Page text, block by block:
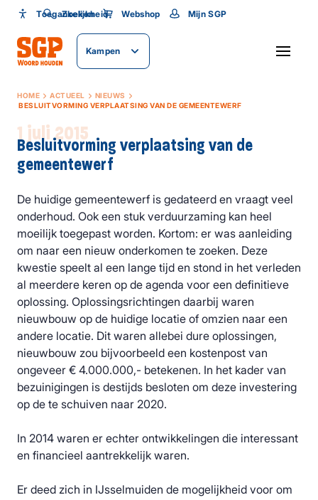
Toegankelijkheid
Toegankelijkheid
Lettergrootte
Zoeken Webshop Mijn SGP
Kampen
HOME ACTUEEL
NIEUWS
BESLUITVORMING VERPLAATSING VAN DE GEMEENTEWERF
1 juli 2015
Besluitvorming verplaatsing van de
gemeentewerf
De huidige gemeentewerf is gedateerd en vraagt veel
onderhoud. Ook een stuk verduurzaming kan heel
moeilijk toegepast worden. Kortom: er was aanleiding
om naar een nieuw onderkomen te zoeken. Deze
kwestie speelt al een lange tijd en stond in het verleden
al meerdere keren op de agenda voor een definitieve
oplossing. Oplossingsrichtingen daarbij waren
nieuwbouw op de huidige locatie of omzien naar een
andere locatie. Dit waren allebei dure oplossingen,
nieuwbouw zou bijvoorbeeld een kostenpost van
ongeveer € 4.000.000,- betekenen. In het kader van
bezuinigingen is destijds besloten om deze investering
op de te schuiven naar 2020.
In 2014 waren er echter ontwikkelingen die interessant
en financieel aantrekkelijk waren.
Er deed zich in IJsselmuiden de mogelijkheid voor om